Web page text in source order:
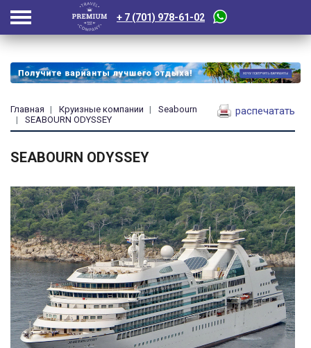
+ 7 (701) 978-61-02
Главная Круизные компании
Seabourn
SEABOURN ODYSSEY
распечатать
SEABOURN ODYSSEY